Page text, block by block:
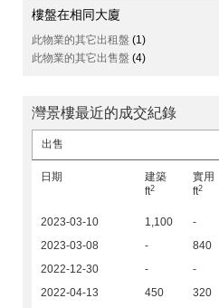
樓盤在相同大廈
此物業的其它出租盤 (1)
此物業的其它出售盤 (4)
灣景樓最近的成交紀錄
出售
日期
建築
ft2
實用
ft2
2023-03-10 1,100 -
2023-03-08
- 840
2022-12-30
- -
2022-04-13
450 320